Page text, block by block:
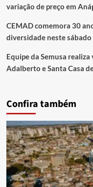
variação de preço em
CEMAD comemora 30
diversidade neste sábado
Equipe da Semusa
Adalberto e Santa Casa
Confira também